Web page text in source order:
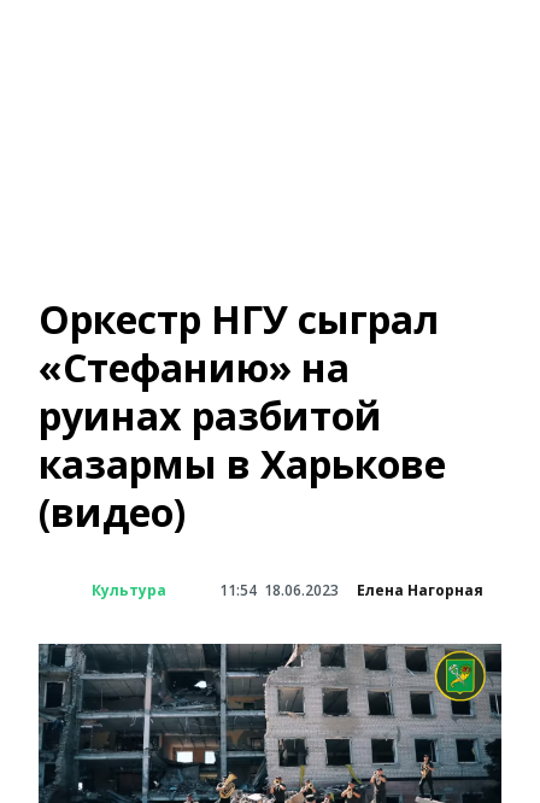
Оркестр НГУ сыграл
«Стефанию» на
руинах разбитой
казармы в Харькове
(видео)
Культура 11:54 18.06.2023 Елена Нагорная